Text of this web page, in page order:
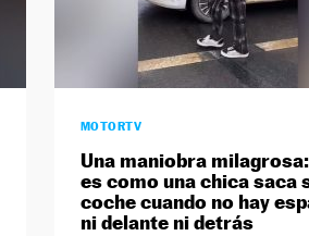
MOTORTV
Una maniobra
es como una chica saca
coche cuando no hay
ni delante ni detrás